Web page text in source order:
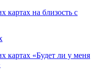
картах на близость с
картах «Будет ли у меня